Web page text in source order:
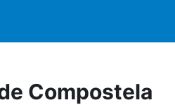
Compostela